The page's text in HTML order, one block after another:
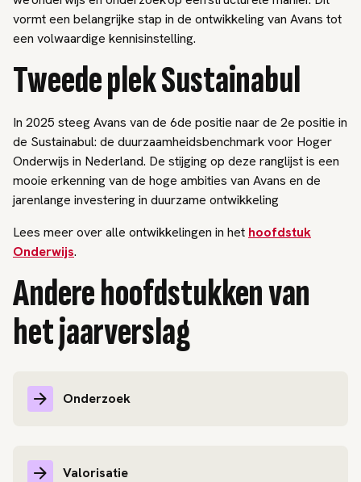
vormt een belangrijke stap in de ontwikkeling van Avans tot
een volwaardige kennisinstelling.
Tweede plek Sustainabul
In 2025 steeg Avans van de 6de positie naar de 2e positie in
de Sustainabul: de duurzaamheidsbenchmark voor Hoger
Onderwijs in Nederland. De stijging op deze ranglijst is een
mooie erkenning van de hoge ambities van Avans en de
jarenlange investering in duurzame ontwikkeling
Lees meer over alle ontwikkelingen in het hoofdstuk
Onderwijs.
Andere hoofdstukken van
het jaarverslag
Onderzoek
Valorisatie